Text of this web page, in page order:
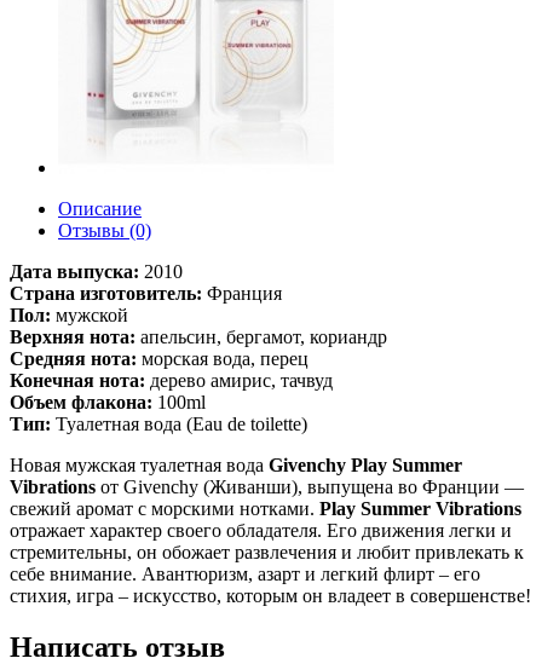
Описание
Отзывы (0)
Дата выпуска: 2010
Страна изготовитель: Франция
Пол: мужской
Верхняя нота: апельсин, бергамот, кориандр
Средняя нота: морская вода, перец
Конечная нота: дерево амирис, тачвуд
Объем флакона: 100ml
Тип: Туалетная вода (Eau de toilette)
Новая мужская туалетная вода Givenchy Play Summer
Vibrations от Givenchy (Живанши), выпущена во Франции —
свежий аромат с морскими нотками. Play Summer Vibrations
отражает характер своего обладателя. Его движения легки и
стремительны, он обожает развлечения и любит привлекать к
себе внимание. Авантюризм, азарт и легкий флирт – его
стихия, игра – искусство, которым он владеет в совершенстве!
Написать отзыв